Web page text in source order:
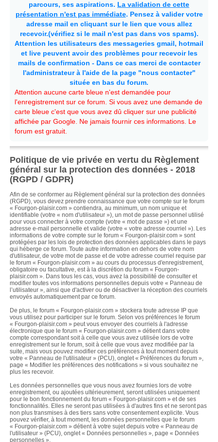
parcours, ses aspirations. La validation de cette
présentation n'est pas immédiate. Pensez à valider votre
adresse mail en cliquant sur le lien que vous allez
recevoir.(vérifiez si le mail n'est pas dans vos spams).
Attention les utilisateurs des messageries gmail, hotmail
et live peuvent avoir des problèmes pour recevoir les
mails de confirmation - Dans ce cas merci de contacter
l'administrateur à l'aide de la page "nous contacter"
située en bas du forum.
Attention aucune carte bleue n'est demandée pour
l'enregistrement sur ce forum. Si vous avez une demande de
carte bleue c'est que vous avez dû cliquer sur une publicité
affichée par Google. Ne jamais fournir ces informations. Le
forum est gratuit.
Politique de vie privée en vertu du Règlement
général sur la protection des données - 2018
(RGPD / GDPR)
Afin de se conformer au Règlement général sur la protection des données
(RGPD), vous devez prendre connaissance que votre compte sur le forum
« Fourgon-plaisir.com » contiendra, au minimum, un nom unique et
identifiable (votre « nom d'utilisateur »), un mot de passe personnel utilisé
pour vous connecter à votre compte (votre « mot de passe ») et une
adresse e-mail personnelle et valide (votre « votre adresse courriel »). Les
informations de votre compte sur le forum « Fourgon-plaisir.com » sont
protégées par les lois de protection des données applicables dans le pays
qui héberge ce forum. Toute autre information en dehors de votre nom
d'utilisateur, de votre mot de passe et de votre adresse courriel requise par
le forum « Fourgon-plaisir.com » au cours du processus d'enregistrement,
obligatoire ou facultative, est à la discrétion du forum « Fourgon-
plaisir.com ». Dans tous les cas, vous avez la possibilité de consulter et
modifier toutes vos informations personnelles depuis votre « Panneau de
l’utilisateur », ainsi que d'activer ou de désactiver la réception des courriels
envoyés automatiquement par ce forum.
De plus, le forum « Fourgon-plaisir.com » stockera toute adresse IP que
vous utilisez pour participer sur le forum. Selon vos préférences le forum
« Fourgon-plaisir.com » peut vous envoyer des courriels à l'adresse
électronique que le forum « Fourgon-plaisir.com » détient dans votre
compte correspondant soit à celle que vous avez utilisée lors de votre
enregistrement sur le forum, soit à celle que vous avez modifiée par la
suite, mais vous pouvez modifier ces préférences à tout moment depuis
votre « Panneau de l'utilisateur » (PCU), onglet « Préférences du forum »,
page « Modifier les préférences des notifications » si vous souhaitez ne
plus les recevoir.
Les données personnelles que vous nous avez fournies lors de votre
enregistrement, ou ajoutées ultérieurement, seront utilisées uniquement
pour le bon fonctionnement du forum « Fourgon-plaisir.com » et de ses
fonctionnalités. Elles ne seront pas utilisées à d'autres fins et ne seront pas
non plus transmises à des tiers sans votre consentement explicite. Vous
pouvez vérifier, à tout moment, les données personnelles que le forum
« Fourgon-plaisir.com » détient à votre sujet depuis votre « Panneau de
l'utilisateur » (PCU), onglet « Données personnelles », page « Données
personnelles ».